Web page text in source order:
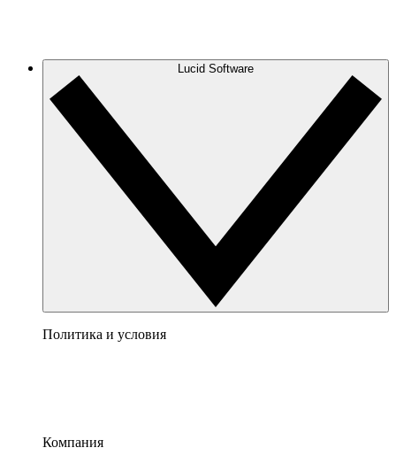
Lucid Software
Политика и условия
Компания